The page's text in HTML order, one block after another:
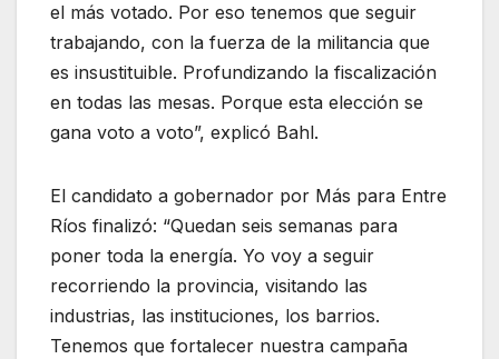
el más votado. Por eso tenemos que seguir
trabajando, con la fuerza de la militancia que
es insustituible. Profundizando la fiscalización
en todas las mesas. Porque esta elección se
gana voto a voto”, explicó Bahl.
El candidato a gobernador por Más para Entre
Ríos finalizó: “Quedan seis semanas para
poner toda la energía. Yo voy a seguir
recorriendo la provincia, visitando las
industrias, las instituciones, los barrios.
Tenemos que fortalecer nuestra campaña